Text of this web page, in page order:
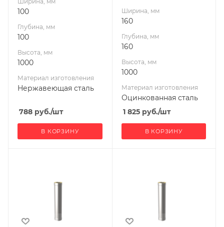
100
Глубина, мм
100
Высота, мм
1000
Материал изготовления
Нержавеющая сталь
788 руб./шт
В КОРЗИНУ
Ширина, мм
160
Глубина, мм
160
Высота, мм
1000
Материал изготовления
Оцинкованная сталь
1 825руб./шт
В КОРЗИНУ
250 1000